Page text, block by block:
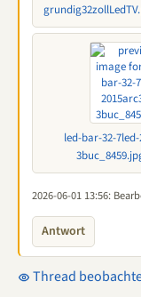
led-bar-32-
2026-06-01 13:56:
Antwort
Thread